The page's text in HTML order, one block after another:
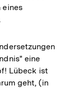
eines
eine
Lübeck ist
geht, (in